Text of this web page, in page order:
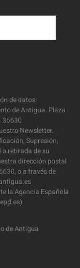
de datos:
de Antigua. Plaza
35630
Newsletter.
Supresión,
retirada de su
dirección postal
o a través de
la Agencia Española
de Antigua